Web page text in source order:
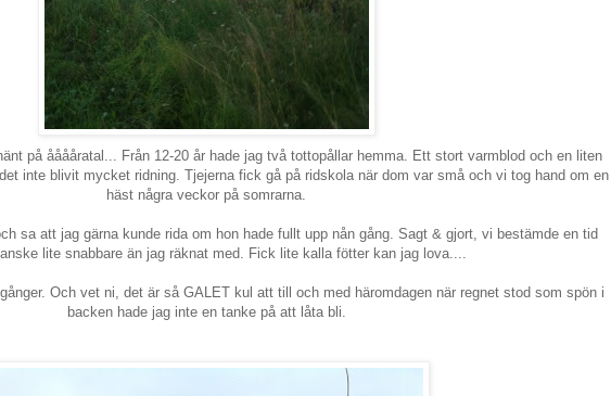
på ååååratal... Från 12-20 år hade jag två tottopållar hemma. Ett stort varmblod och en liten
inte blivit mycket ridning. Tjejerna fick gå på ridskola när dom var små och vi tog hand om en
häst några veckor på somrarna.
sa att jag gärna kunde rida om hon hade fullt upp nån gång. Sagt & gjort, vi bestämde en tid
lite snabbare än jag räknat med. Fick lite kalla fötter kan jag lova....
Och vet ni, det är så GALET kul att till och med häromdagen när regnet stod som spön i
backen hade jag inte en tanke på att låta bli.